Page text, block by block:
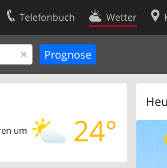
Telefonbuch Wetter
24°
um
Kontakt
Nutzungsbedingungen